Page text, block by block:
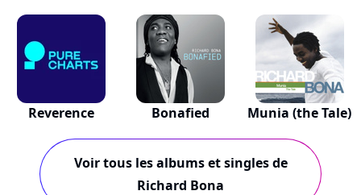
Reverence Bonafied Munia (the Tale)
Voir tous les albums et singles de
Richard Bona